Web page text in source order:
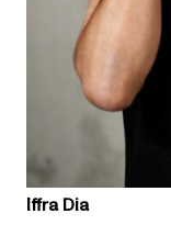
Iffra Dia